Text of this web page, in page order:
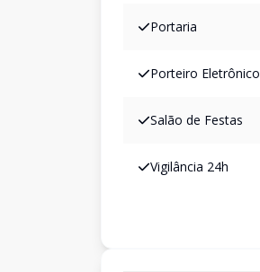
Portaria
Porteiro Eletrônico
Salão de Festas
Vigilância 24h